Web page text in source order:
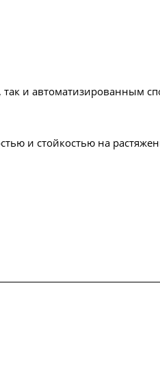
и автоматизированным
и стойкостью на